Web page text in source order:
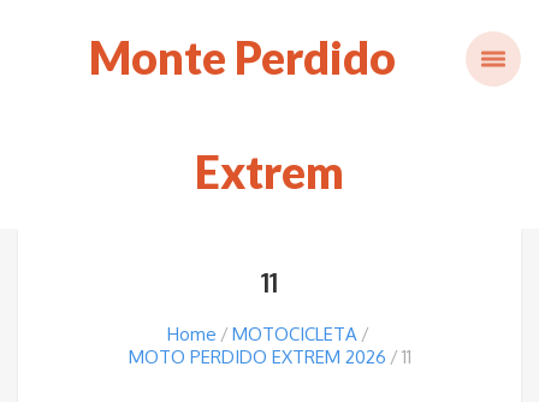
Monte Perdido
Extrem
11
Home
MOTOCICLETA
MOTO PERDIDO EXTREM 2026
11